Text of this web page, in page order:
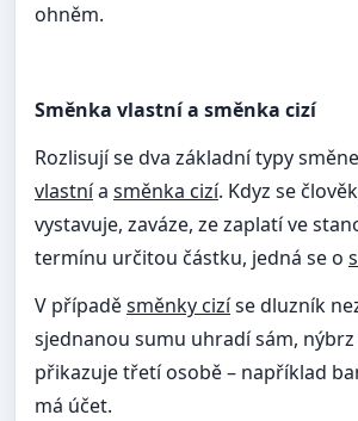
ohněm.
Směnka vlastní a směnka cizí
Rozlisují se dva základní typy
vlastnía směnka cizí. Kdyz se
vystavuje, zaváze, ze zaplatí ve
termínu určitou částku, jedná se o
V případěsměnky cizíse dluzník
sjednanou sumu uhradí sám,
přikazuje třetí osobě – například
má účet.